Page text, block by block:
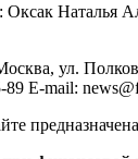
Оксак Наталья
ул.
E-mail: